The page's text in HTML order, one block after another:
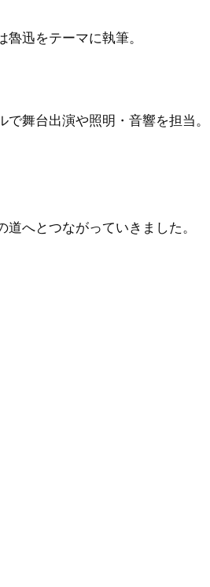
迅をテーマに執筆。
舞台出演や照明・音響を担当。
へとつながっていきました。